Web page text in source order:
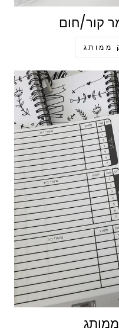
קור/חום
ממותג